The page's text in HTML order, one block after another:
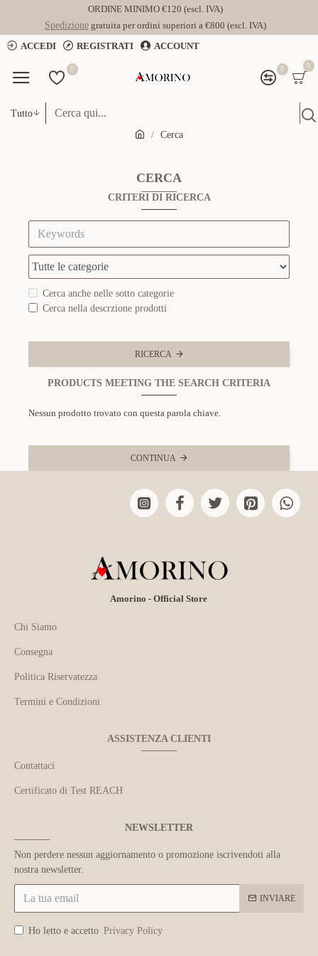
ORDINE MINIMO €120 (escl. IVA)
Spedizionegratuita per ordini superiori a €800 (escl. IVA)
ACCEDI
REGISTRATI ACCOUNT
0 0 0
Tutto
Cerca
CERCA
CRITERI DI RICERCA
Cerca anche nelle sotto categorie
Cerca nella descrzione prodotti
RICERCA
PRODUCTS MEETING THE SEARCH CRITERIA
Nessun prodotto trovato con questa parola chiave.
CONTINUA
Amorino - Official Store
Chi Siamo
Consegna
Politica Riservatezza
Termini e Condizioni
ASSISTENZA CLIENTI
Contattaci
Certificato di Test REACH
NEWSLETTER
Non perdere nessun aggiornamento o promozione iscrivendoti alla
nostra newsletter.
INVIARE
Ho letto e accetto Privacy Policy